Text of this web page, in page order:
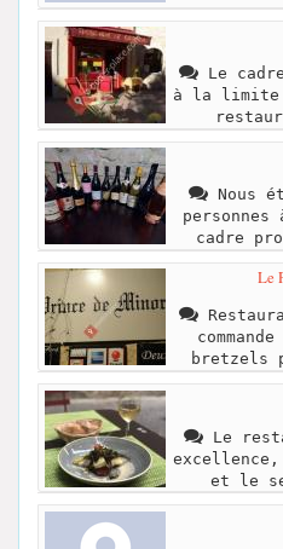
Le
à la limite
Nous
cadre
Le
bretzels
Le
et le